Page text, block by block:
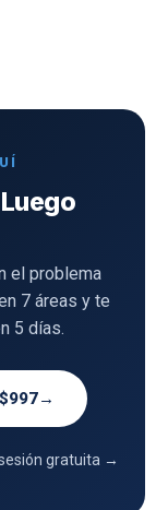
el problema
7 áreas y te
5 días.
→
gratuita →